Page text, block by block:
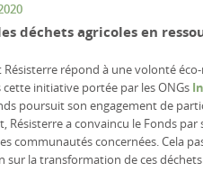
déchets agricoles en
répond à une volonté
cette initiative portée par les ONGs
poursuit son engagement de
Résisterre a convaincu le Fonds
communautés concernées. Cela
sur la transformation de ces